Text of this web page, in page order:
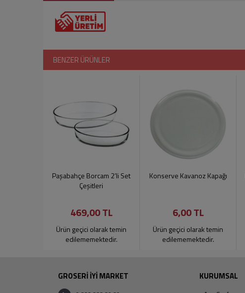
BENZER ÜRÜNLER
Paşabahçe Borcam 2’li Set
Çeşitleri
469,00 TL
Ürün geçici olarak temin
edilememektedir.
Konserve Kavanoz Kapağı
6,00 TL
Ürün geçici olarak temin
edilememektedir.
GROSERİ İYİ MARKET KURUMSAL